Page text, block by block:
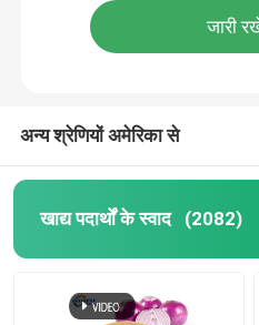
अन्य श्रेणियों अमेरिका से
खाद्य पदार्थों के स्वाद (2082)